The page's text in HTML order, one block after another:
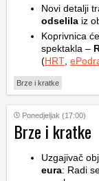
Novi detalji
odselila iz
Koprivnica
spektakla –
(HRT
Brze i kratke
Ponedjeljak (17:00)
Brze i kratke
Uzgajivač
eura: Radi